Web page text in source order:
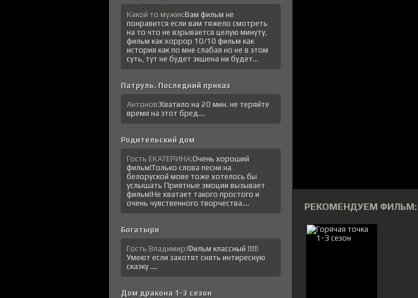
РЕКОМЕНДУЕМ ФИЛЬМ:
Какой то мужик:Вам фильм не
понравится если вам тяжело смотреть
на то что не взрывается целую минуту,
фильм как хоррор 10/10 фильм как
история как по мне слабая но не в этом
суть, тут не будет экшена ни будет...
Патруль. Последний приказ
Антонов:Хватило на 20 мин. не теряйте
время на этот бред....
Родительский дом
Гость ЕКАТЕРИНА:Очень хороший
фильм!Только слова песни на
белоруской мове тоже хотелось бы
услышать Приятные эмоции вызывает
фильм!Не хватает такого простого и
очень чувственного творчества....
Богатыри
Гость Владимир:Фильм классный !!!!!!
Умеют если захотят снять интиресную
сказку ....
Дом дракона 1-3 сезон